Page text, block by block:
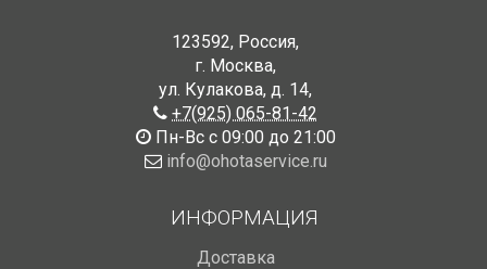
123592, Россия,
г. Москва,
ул. Кулакова, д. 14,
+7(925) 065-81-42
Пн-Вс с 09:00 до 21:00
info@ohotaservice.ru
ИНФОРМАЦИЯ
Доставка